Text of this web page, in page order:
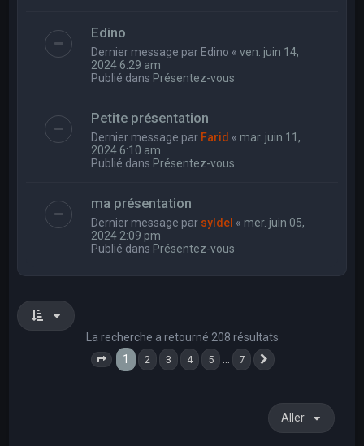
Edino
Dernier message par Edino «ven. juin 14,
2024 6:29 am
Publié dans Présentez-vous
Petite présentation
Dernier message par Farid « mar. juin 11,
2024 6:10 am
Publié dans Présentez-vous
ma présentation
Dernier message par syldel « mer. juin 05,
2024 2:09 pm
Publié dans Présentez-vous
La recherche a retourné 208 résultats
Page 1 sur
1 2 3 4 5 7
Aller